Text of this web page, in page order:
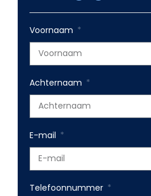
Voornaam
Achternaam
E-mail
Telefoonnummer